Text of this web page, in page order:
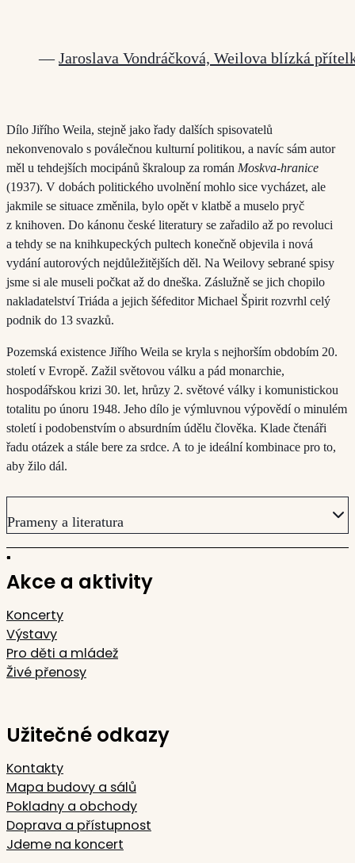
Jaroslava Vondráčková, Weilova blízká
Dílo Jiřího Weila, stejně jako řady dalších spisovatelů
nekonvenovalo s poválečnou kulturní politikou, a navíc sám autor
měl u tehdejších mocipánů škraloup za román Moskva-hranice
(1937). V dobách politického uvolnění mohlo sice vycházet, ale
jakmile se situace změnila, bylo opět v klatbě a muselo pryč
z knihoven. Do kánonu české literatury se zařadilo až po revoluci
a tehdy se na knihkupeckých pultech konečně objevila i nová
vydání autorových nejdůležitějších děl. Na Weilovy sebrané spisy
jsme si ale museli počkat až do dneška. Záslužně se jich chopilo
nakladatelství Triáda a jejich šéfeditor Michael Špirit rozvrhl celý
podnik do 13 svazků.
Pozemská existence Jiřího Weila se kryla s nejhorším obdobím 20.
století v Evropě. Zažil světovou válku a pád monarchie,
hospodářskou krizi 30. let, hrůzy 2. světové války i komunistickou
totalitu po únoru 1948. Jeho dílo je výmluvnou výpovědí o minulém
století i podobenstvím o absurdním údělu člověka. Klade čtenáři
řadu otázek a stále bere za srdce. A to je ideální kombinace pro to,
aby žilo dál.
Prameny a literatura
Akce a aktivity
Koncerty
Výstavy
Pro děti a mládež
Živé přenosy
Užitečné odkazy
Kontakty
Mapa budovy a sálů
Pokladny a obchody
Doprava a přístupnost
Jdeme na koncert